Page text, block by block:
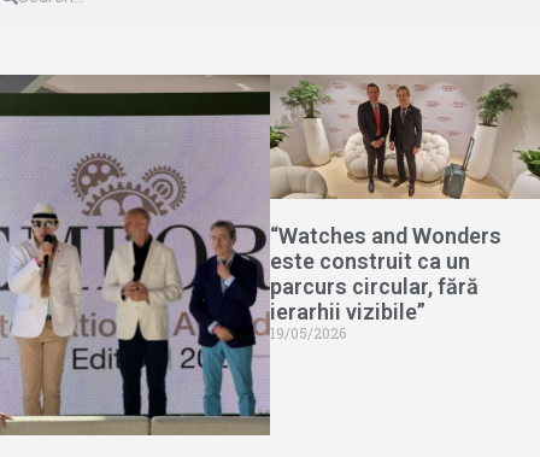
“Watches and Wonders
este construit ca un
parcurs circular, fără
ierarhii vizibile”
19/05/2026